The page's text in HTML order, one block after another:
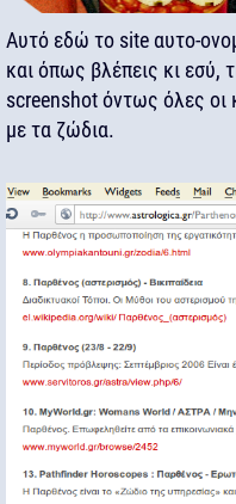
Αυτό εδώ το site αυτο-
και όπως βλέπεις κι εσύ,
screenshot όντως όλες οι
με τα ζώδια.